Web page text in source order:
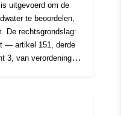
uitgevoerd om de
te beoordelen,
De rechtsgrondslag:
— artikel 151, derde
3, van verordening